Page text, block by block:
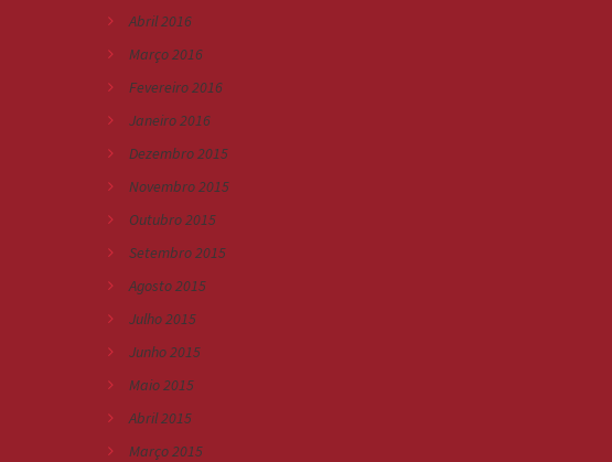
Abril 2016
Março 2016
Fevereiro 2016
Janeiro 2016
Dezembro 2015
Novembro 2015
Outubro 2015
Setembro 2015
Agosto 2015
Julho 2015
Junho 2015
Maio 2015
Abril 2015
Março 2015